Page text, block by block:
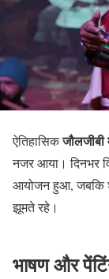
ऐतिहासिकजौलजीबी
नजर आया। दिनभर
आयोजन हुआ, जबकि
झूमते रहे।
भाषण और